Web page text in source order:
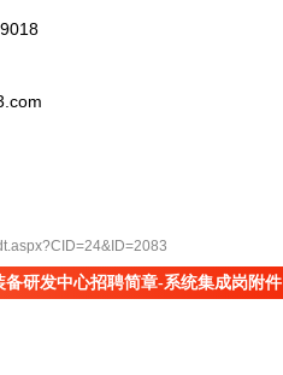
研发中心招聘简章-系统集成岗附件